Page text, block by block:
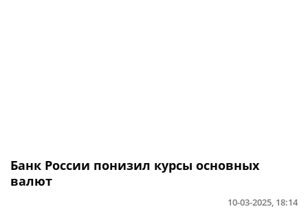
Банк России понизил курсы основных
валют
10-03-2025, 18:14